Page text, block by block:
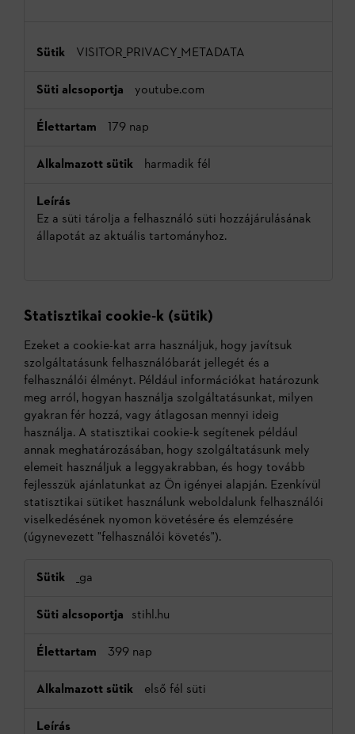
VISITOR_PRIVACY_METADATA
youtube.com
179 nap
harmadik fél
Ez a süti tárolja a felhasználó süti hozzájárulásának
állapotát az aktuális tartományhoz.
Statisztikai cookie-k (sütik)
Ezeket a cookie-kat arra használjuk, hogy javítsuk
szolgáltatásunk felhasználóbarát jellegét és a
felhasználói élményt. Például információkat határozunk
meg arról, hogyan használja szolgáltatásunkat, milyen
gyakran fér hozzá, vagy átlagosan mennyi ideig
használja. A statisztikai cookie-k segítenek például
annak meghatározásában, hogy szolgáltatásunk mely
elemeit használjuk a leggyakrabban, és hogy tovább
fejlesszük ajánlatunkat az Ön igényei alapján. Ezenkívül
statisztikai sütiket használunk weboldalunk felhasználói
viselkedésének nyomon követésére és elemzésére
(úgynevezett "felhasználói követés").
Statisztikai
cookie-
(sütik)
_ga
stihl.hu
399 nap
első fél süti